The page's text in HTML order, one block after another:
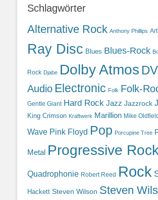
Schlagwörter
Alternative Rock Anthony Phillips
Ray Disc Blues Blues-Rock
Rock Djabe Dolby Atmos
Audio Electronic Folk Folk-
Gentle Giant Hard Rock Jazz Jazzrock
King Crimson Kraftwerk Marillion Mike Oldfield
Wave Pink Floyd Pop Porcupine Tree
Metal Progressive
Quadrophonie Robert Reed Rock
Hackett Steven Wilson Steven